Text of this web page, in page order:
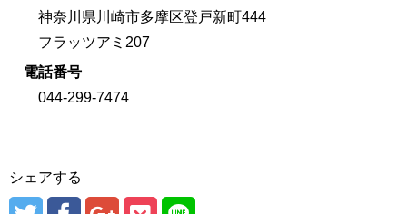
神奈川県川崎市多摩区登戸新町444
フラッツアミ207
電話番号
044-299-7474
シェアする